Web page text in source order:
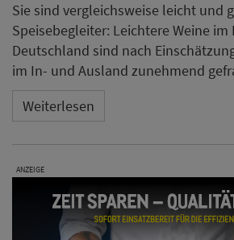
Sie sind vergleichsweise leicht und
Speisebegleiter: Leichtere Weine
Deutschland sind nach
im In- und Ausland zunehmend
Weiterlesen
ANZEIGE